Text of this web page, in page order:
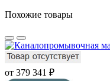
Похожие товары
от 379 341 ₽